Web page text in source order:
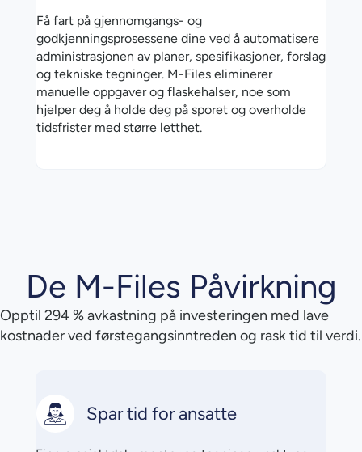
Få fart på gjennomgangs- og
godkjenningsprosessene dine ved å automatisere
administrasjonen av planer, spesifikasjoner, forslag
og tekniske tegninger. M-Files eliminerer
manuelle oppgaver og flaskehalser, noe som
hjelper deg å holde deg på sporet og overholde
tidsfrister med større letthet.
De M-Files Påvirkning
Opptil 294 % avkastning på investeringen med lave
kostnader ved førstegangsinntreden og rask tid til verdi.
Spar tid for ansatte